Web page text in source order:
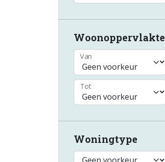
Woonoppervlakte
Van
Tot
Woningtype